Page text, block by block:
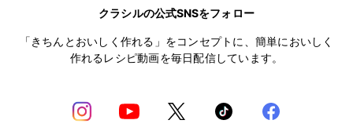
クラシルの公式SNSをフォロー
「きちんとおいしく作れる」をコンセプトに、簡単においしく
作れるレシピ動画を毎日配信しています。